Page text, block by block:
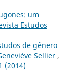
um
Estudos
de gênero
Sellier ,
(2014)